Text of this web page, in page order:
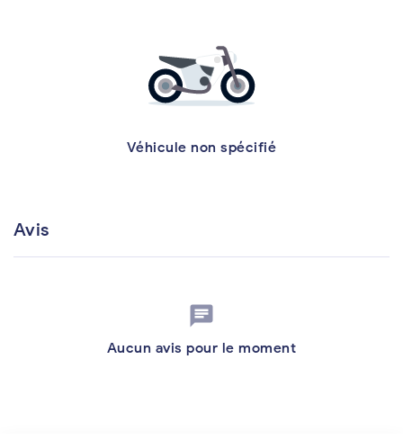
Véhicule non spécifié
Avis
chat
Aucun avis pour le moment